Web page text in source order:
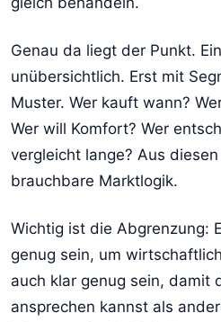
Genau da liegt der Punkt.
unübersichtlich. Erst mit
Muster. Wer kauft wann?
Wer will Komfort? Wer
vergleicht lange? Aus
brauchbare Marktlogik.
Wichtig ist die Abgrenzung:
genug sein, um
auch klar genug sein, damit
ansprechen kannst als